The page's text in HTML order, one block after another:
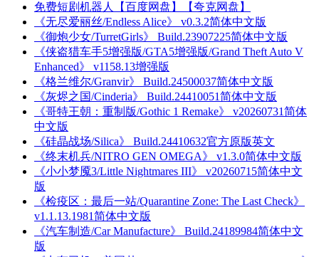
免费短剧机器人【百度网盘】【夸克网盘】
《无尽爱丽丝/Endless Alice》 v0.3.2简体中文版
《御炮少女/TurretGirls》 Build.23907225简体中文版
《侠盗猎车手5增强版/GTA5增强版/Grand Theft Auto V
Enhanced》 v1158.13增强版
《格兰维尔/Granvir》 Build.24500037简体中文版
《灰烬之国/Cinderia》 Build.24410051简体中文版
《哥特王朝：重制版/Gothic 1 Remake》 v20260731简体
中文版
《硅晶战场/Silica》 Build.24410632官方原版英文
《终末机兵/NITRO GEN OMEGA》 v1.3.0简体中文版
《小小梦魇3/Little Nightmares III》 v20260715简体中文
版
《检疫区：最后一站/Quarantine Zone: The Last Check》
v1.1.13.1981简体中文版
《汽车制造/Car Manufacture》 Build.24189984简体中文
版